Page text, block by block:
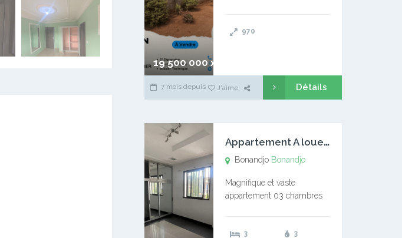
19 500 000 xaf
l’Université Catholique –
970
7 mois depuis J'aime Détails
A
ppartement A louer Bonandjo
Bonandjo Bonandjo
Magnifique et vaste
appartement 03 chambres
douches 01 vaste salon 01
3
3